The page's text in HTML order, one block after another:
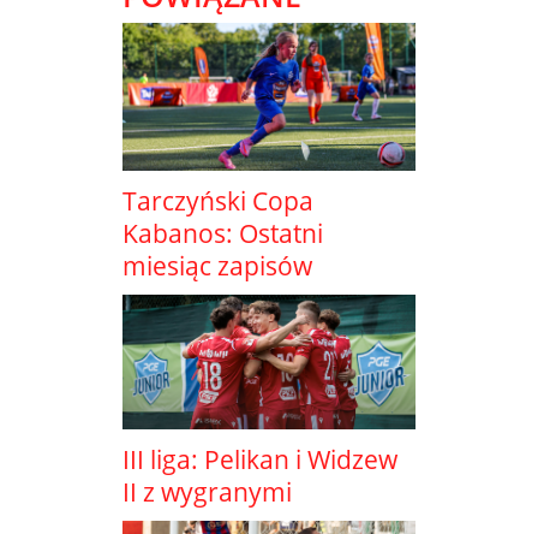
Tarczyński Copa
Kabanos: Ostatni
miesiąc zapisów
III liga: Pelikan i Widzew
II z wygranymi